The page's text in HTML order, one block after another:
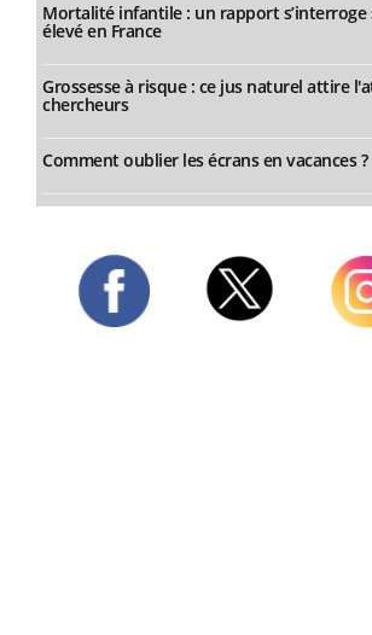
Mortalité infantile : un rapport s’interroge
élevé en France
Grossesse à risque : ce jus naturel attire
chercheurs
Comment oublier les écrans en vacances ?